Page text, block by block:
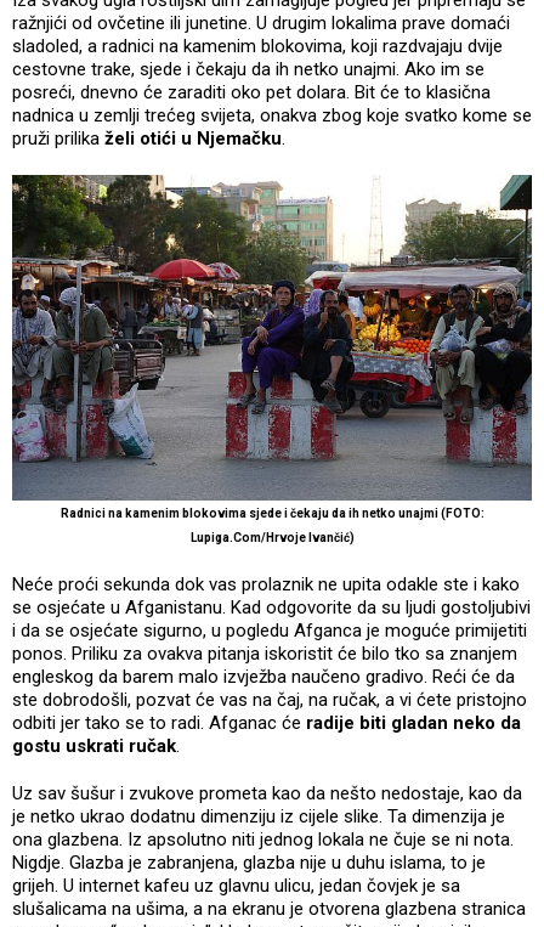
ražnjići od ovčetine ili junetine. U drugim lokalima prave domaći
sladoled, a radnici na kamenim blokovima, koji razdvajaju dvije
cestovne trake, sjede i čekaju da ih netko unajmi. Ako im se
posreći, dnevno će zaraditi oko pet dolara. Bit će to klasična
nadnica u zemlji trećeg svijeta, onakva zbog koje svatko kome se
pruži prilika želi otići u Njemačku.
Radnici na kamenim blokovima sjede i čekaju da ih netko unajmi (FOTO:
Lupiga.Com/Hrvoje Ivančić)
Neće proći sekunda dok vas prolaznik ne upita odakle ste i kako
se osjećate u Afganistanu. Kad odgovorite da su ljudi gostoljubivi
i da se osjećate sigurno, u pogledu Afganca je moguće primijetiti
ponos. Priliku za ovakva pitanja iskoristit će bilo tko sa znanjem
engleskog da barem malo izvježba naučeno gradivo. Reći će da
ste dobrodošli, pozvat će vas na čaj, na ručak, a vi ćete pristojno
odbiti jer tako se to radi. Afganac će radije biti gladan neko da
gostu uskrati ručak.
Uz sav šušur i zvukove prometa kao da nešto nedostaje, kao da
je netko ukrao dodatnu dimenziju iz cijele slike. Ta dimenzija je
ona glazbena. Iz apsolutno niti jednog lokala ne čuje se ni nota.
Nigdje. Glazba je zabranjena, glazba nije u duhu islama, to je
grijeh. U internet kafeu uz glavnu ulicu, jedan čovjek je sa
slušalicama na ušima, a na ekranu je otvorena glazbena stranica